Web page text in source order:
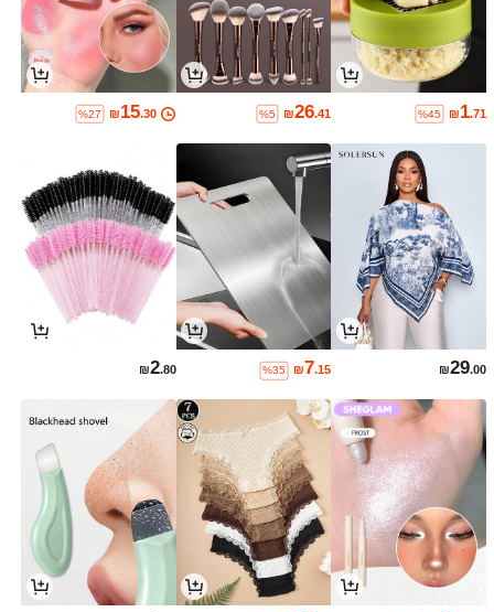
₪1.71
%45
₪26.41
%5
₪15.30
%27
₪29.00
₪7.15
%35
₪2.80